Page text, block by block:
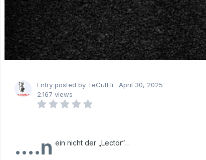
Entry posted by TeCutEli · April 30, 2025
2.167 views
….n ein nicht der „Lector“…